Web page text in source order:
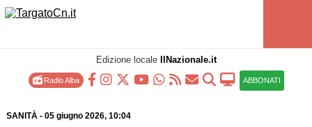
Edizione locale IlNazionale.it
Radio Alba ABBONATI
SANITÀ- 05 giugno 2026, 10:04